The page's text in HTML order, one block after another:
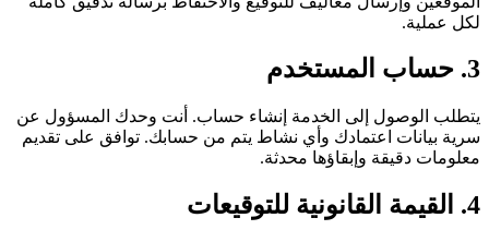
لكل عملية.
3. حساب المستخدم
يتطلب الوصول إلى الخدمة إنشاء حساب. أنت وحدك المسؤول عن
سرية بيانات اعتمادك وأي نشاط يتم من حسابك. توافق على تقديم
معلومات دقيقة وإبقاؤها محدثة.
4. القيمة القانونية للتوقيعات